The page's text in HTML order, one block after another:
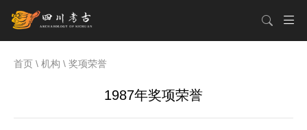
首页 \ 机构 \ 奖项荣誉
1987年奖项荣誉